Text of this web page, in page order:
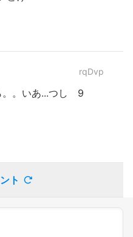
rqDvp
。。いあ...つし 9
ト